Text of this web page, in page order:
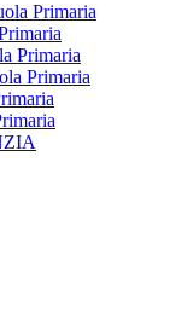
Primaria
Primaria
Primaria